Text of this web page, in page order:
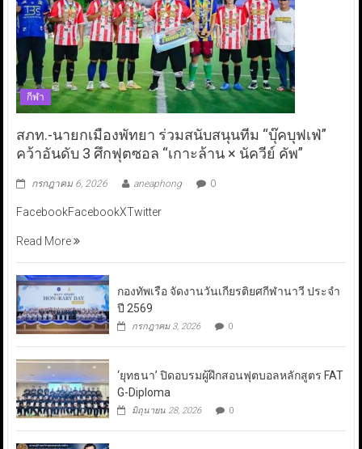
กีฬา
สภท.-นายกเมืองพัทยา ร่วมสนับสนุนทีม “บุ๊คบุฟเฟ่”
คว้าอันดับ 3 ศึกฟุตซอล “เกาะล้าน × นัควีย์ คัพ”
กรกฎาคม 6, 2026 aneaphong 0
FacebookFacebookXTwitter
Read More
กองทัพเรือ จัดงานวันเกียรติยศกีฬานาวี ประจำ
ปี 2569
กรกฎาคม 3, 2026 0
‘ยุทธนา’ ปิดอบรมผู้ฝึกสอนฟุตบอลหลักสูตร FAT
G-Diploma
มิถุนายน 28, 2026 0